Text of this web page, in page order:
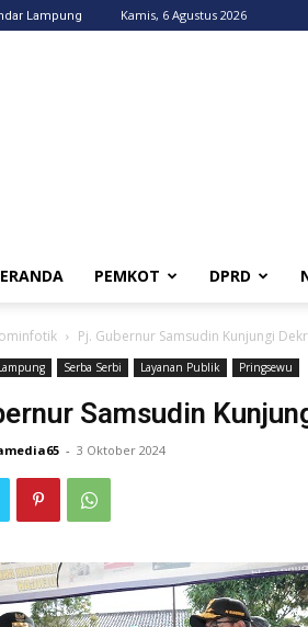
Lampung Kamis, 6 Agustus 2026
PEMKOT DPRD
Pj. Gubernur Samsudin Kunjungi
Serba Serbi Layanan Publik Pringsewu
Samsudin
- 3 Oktober 2024